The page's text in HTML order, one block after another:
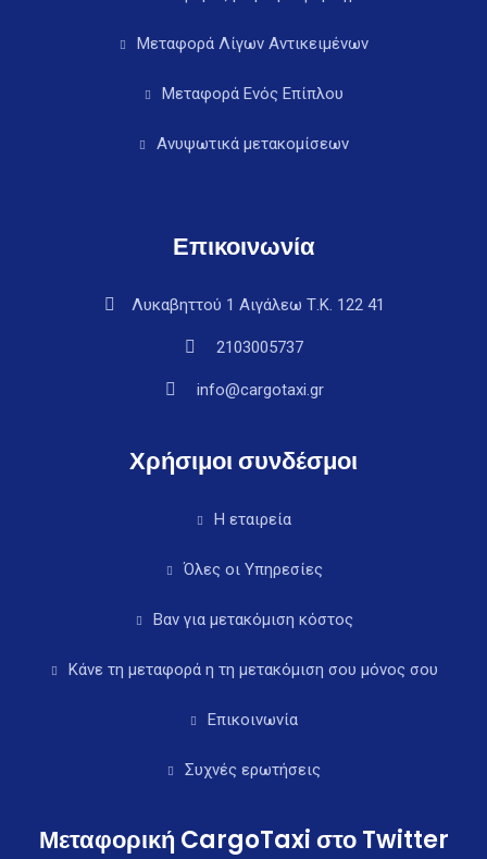
Μεταφορά Λίγων Αντικειμένων
Μεταφορά Ενός Επίπλου
Ανυψωτικά μετακομίσεων
Επικοινωνία
Λυκαβηττού 1 Αιγάλεω Τ.Κ. 122 41
2103005737
info@cargotaxi.gr
Χρήσιμοι συνδέσμοι
Η εταιρεία
Όλες οι Υπηρεσίες
Βαν για μετακόμιση κόστος
Κάνε τη μεταφορά η τη μετακόμιση σου μόνος σου
Επικοινωνία
Συχνές ερωτήσεις
Μεταφορική CargoTaxi στο Twitter